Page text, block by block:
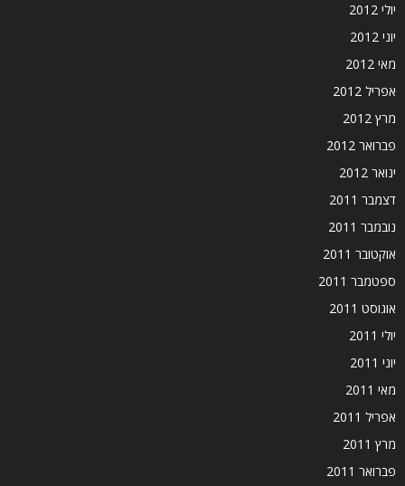
יולי 2012
יוני 2012
מאי 2012
אפריל 2012
מרץ 2012
פברואר 2012
ינואר 2012
דצמבר 2011
נובמבר 2011
אוקטובר 2011
ספטמבר 2011
אוגוסט 2011
יולי 2011
יוני 2011
מאי 2011
אפריל 2011
מרץ 2011
פברואר 2011